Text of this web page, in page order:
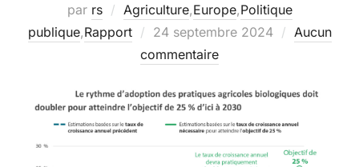
par rs Agriculture,Europe,Politique
publique,Rapport
Publié
le
24 septembre 2024
Aucun
commentaire